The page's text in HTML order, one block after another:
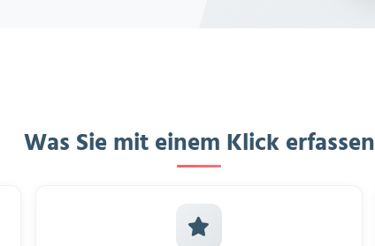
Was Sie mit einem Klick erfassen